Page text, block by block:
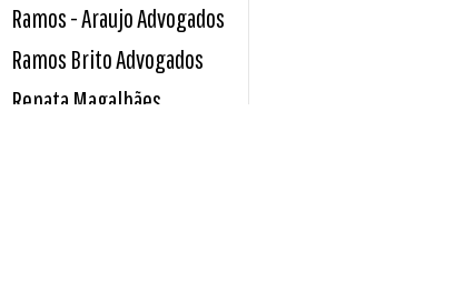
Ramos - Araujo Advogados
Ramos Brito Advogados
Renata Magalhães